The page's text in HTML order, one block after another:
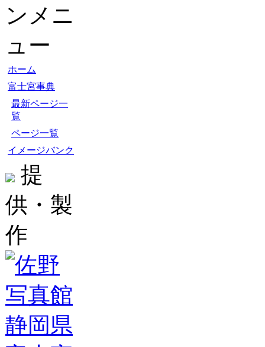
ンメニ
ュー
ホーム
富士宮事典
最新ページ一
覧
ページ一覧
イメージバンク
提
供・製
作